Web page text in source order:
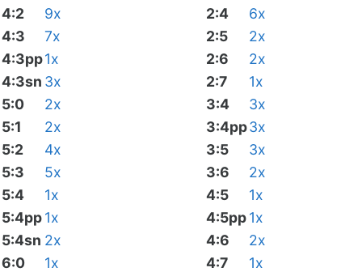
4:2
9x
4:3
7x
4:3pp1x
4:3sn 3x
5:0
2x
5:1
2x
5:2
4x
5:3
5x
5:4
1x
5:4pp1x
5:4sn 2x
6:0
1x
2:4
6x
2:5
2x
2:6
2x
2:7
1x
3:4
3x
3:4pp3x
3:5
3x
3:6
2x
4:5
1x
4:5pp1x
4:6
2x
4:7
1x